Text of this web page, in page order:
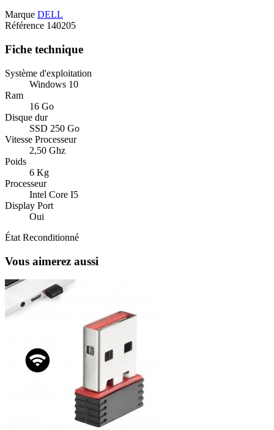
Marque DELL
Référence 140205
Fiche technique
Système d'exploitation
Windows 10
Ram
16 Go
Disque dur
SSD 250 Go
Vitesse Processeur
2,50 Ghz
Poids
6 Kg
Processeur
Intel Core I5
Display Port
Oui
État Reconditionné
Vous aimerez aussi